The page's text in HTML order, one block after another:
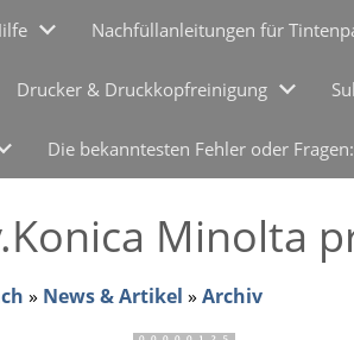
Nachfüllanleitungen für
Drucker & Druckkopfreinigung
Die bekanntesten Fehler oder Fragen:
Minolta
» News & Artikel » Archiv